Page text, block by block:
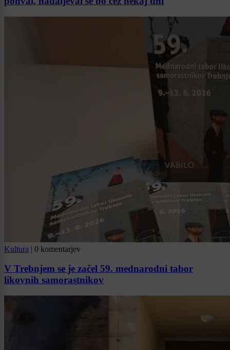
Kultura | 0 komentarjev
V Trebnjem se je začel 59. mednarodni tabor
likovnih samorastnikov